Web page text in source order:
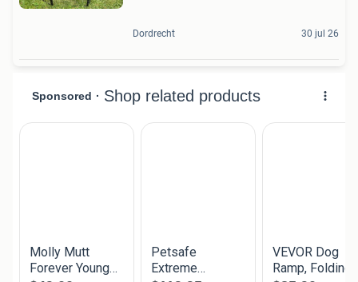
Dordrecht 30 jul 26